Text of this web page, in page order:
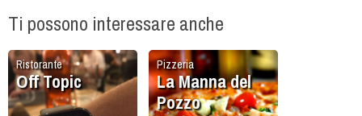
Ti possono interessare anche
Ristorante
Off Topic
Pizzeria
La Manna del
Pozzo